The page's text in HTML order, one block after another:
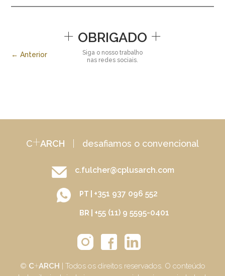
+ OBRIGADO +
← Anterior
Siga o nosso trabalho
nas redes sociais.
C+ARCH desafiamos o convencional
c.fulcher@cplusarch.com
PT | +351 937 096 552
BR | +55 (11) 9 5595-0401
© C+ARCH | Todos os direitos reservados. O conteúdo